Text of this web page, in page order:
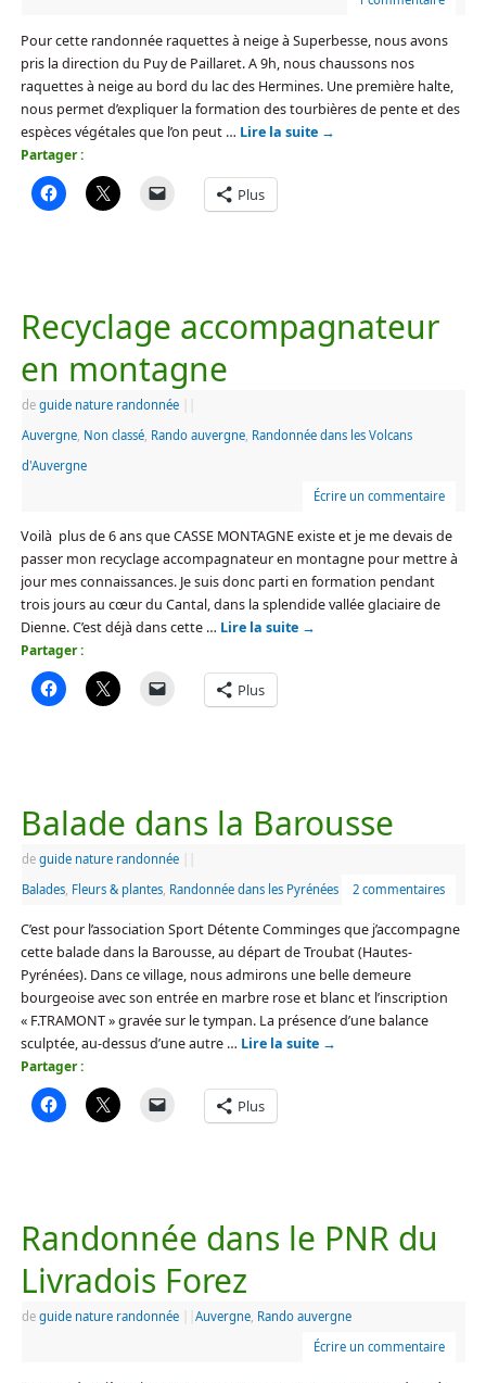
Pour cette randonnée raquettes à neige à Superbesse, nous avons
pris la direction du Puy de Paillaret. A 9h, nous chaussons nos
raquettes à neige au bord du lac des Hermines. Une première halte,
nous permet d’expliquer la formation des tourbières de pente et des
espèces végétales que l’on peut … Lire la suite →
Partager :
Plus
Recyclage accompagnateur
en montagne
de guide nature randonnée
Auvergne, Non classé, Rando auvergne, Randonnée dans les Volcans
d'Auvergne
Écrire un commentaire
Voilà plus de 6 ans que CASSE MONTAGNE existe et je me devais de
passer mon recyclage accompagnateur en montagne pour mettre à
jour mes connaissances. Je suis donc parti en formation pendant
trois jours au cœur du Cantal, dans la splendide vallée glaciaire de
Dienne. C’est déjà dans cette … Lire la suite →
Partager :
Plus
Balade dans la Barousse
de guide nature randonnée
Balades, Fleurs & plantes, Randonnée dans les Pyrénées 2 commentaires
C’est pour l’association Sport Détente Comminges que j’accompagne
cette balade dans la Barousse, au départ de Troubat (Hautes-
Pyrénées). Dans ce village, nous admirons une belle demeure
bourgeoise avec son entrée en marbre rose et blanc et l’inscription
« F.TRAMONT » gravée sur le tympan. La présence d’une balance
sculptée, au-dessus d’une autre … Lire la suite →
Partager :
Plus
Randonnée dans le PNR du
Livradois Forez
de guide nature randonnée Auvergne, Rando auvergne
Écrire un commentaire